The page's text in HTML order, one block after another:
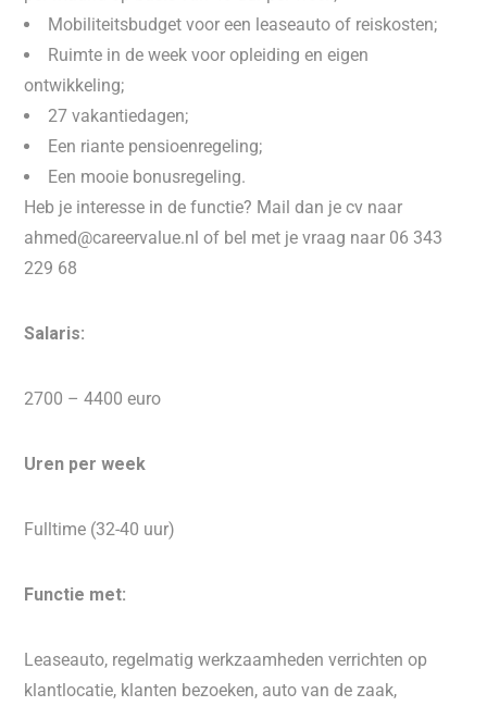
Mobiliteitsbudget voor een leaseauto of reiskosten;
Ruimte in de week voor opleiding en eigen
ontwikkeling;
27 vakantiedagen;
Een riante pensioenregeling;
Een mooie bonusregeling.
Heb je interesse in de functie? Mail dan je cv naar
ahmed@careervalue.nl of bel met je vraag naar 06 343
229 68
Salaris:
2700 – 4400 euro
Uren per week
Fulltime (32-40 uur)
Functie met:
Leaseauto, regelmatig werkzaamheden verrichten op
klantlocatie, klanten bezoeken, auto van de zaak,